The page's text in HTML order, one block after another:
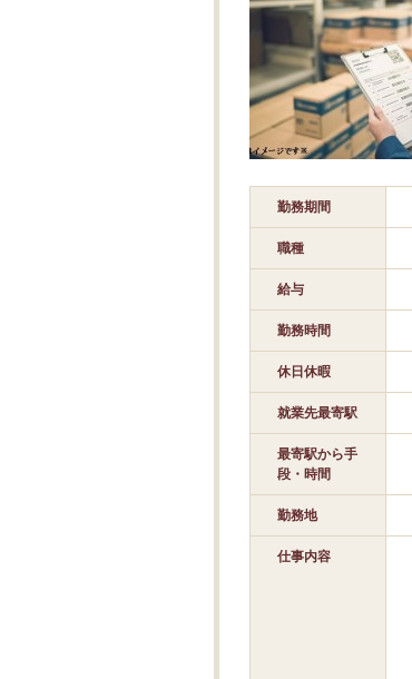
勤務期間
職種
給与
勤務時間
休日休暇
就業先最寄駅
最寄駅から手
段・時間
勤務地
仕事内容